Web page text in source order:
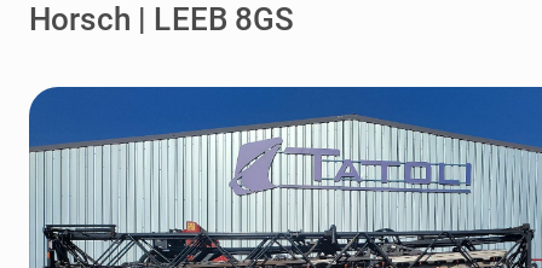
Horsch | LEEB 8GS